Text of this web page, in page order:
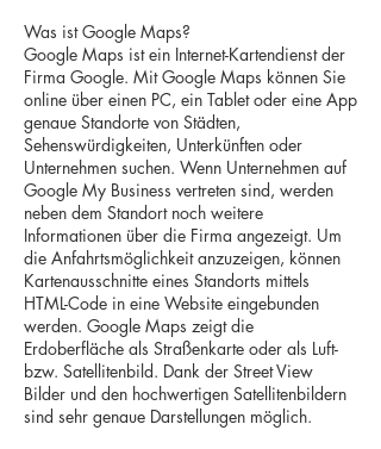
Was ist Google Maps?
Google Maps ist ein Internet-Kartendienst der
Firma Google. Mit Google Maps können Sie
online über einen PC, ein Tablet oder eine App
genaue Standorte von Städten,
Sehenswürdigkeiten, Unterkünften oder
Unternehmen suchen. Wenn Unternehmen auf
Google My Business vertreten sind, werden
neben dem Standort noch weitere
Informationen über die Firma angezeigt. Um
die Anfahrtsmöglichkeit anzuzeigen, können
Kartenausschnitte eines Standorts mittels
HTML-Code in eine Website eingebunden
werden. Google Maps zeigt die
Erdoberfläche als Straßenkarte oder als Luft-
bzw. Satellitenbild. Dank der Street View
Bilder und den hochwertigen Satellitenbildern
sind sehr genaue Darstellungen möglich.